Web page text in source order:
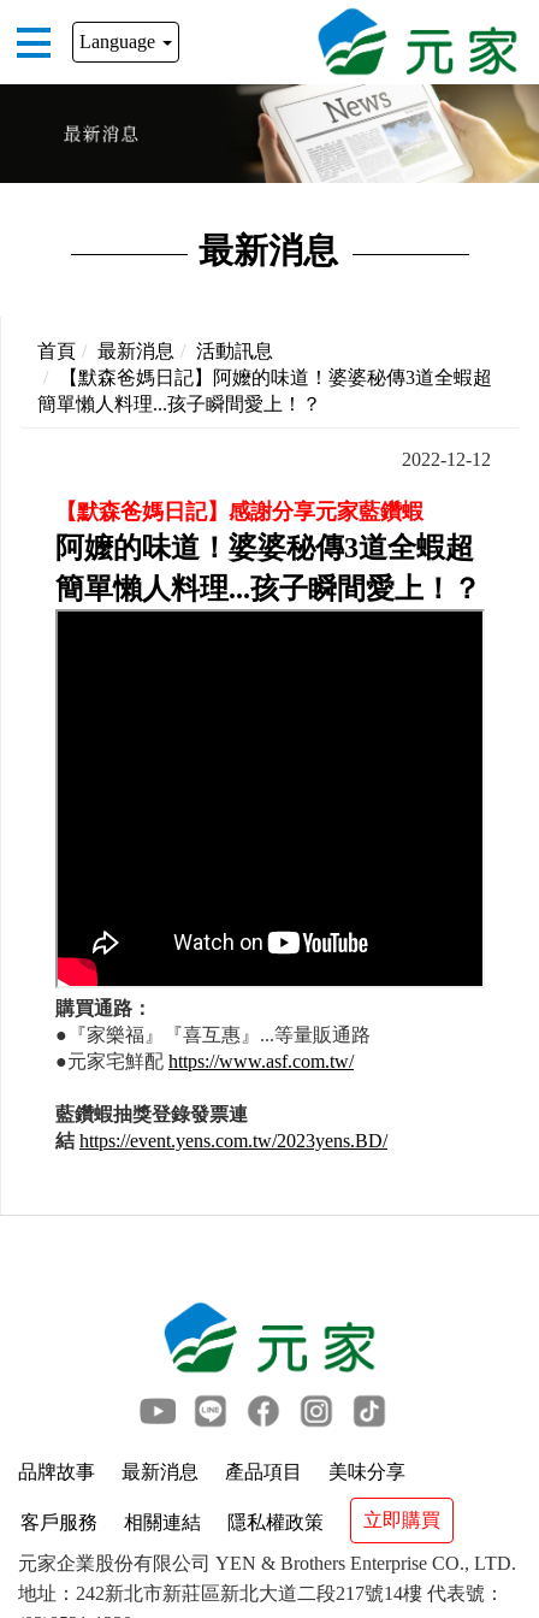
Language
最新消息
首頁 最新消息
活動訊息
【默森爸媽日記】阿嬤的味道！婆婆秘傳3道全蝦超
簡單懶人料理...孩子瞬間愛上！？
2022-12-12
【默森爸媽日記】感謝分享元家藍鑽蝦
阿嬤的味道！婆婆秘傳3道全蝦超
簡單懶人料理...孩子瞬間愛上！？
購買通路：
●『家樂福』『喜互惠』...等量販通路
●元家宅鮮配 https://www.asf.com.tw/
藍鑽蝦抽獎登錄發票連
結 https://event.yens.com.tw/2023yens.BD/
品牌故事 最新消息 產品項目 美味分享
客戶服務 相關連結 隱私權政策 立即購買
元家企業股份有限公司 YEN & Brothers Enterprise CO., LTD.
地址：242新北市新莊區新北大道二段217號14樓 代表號：